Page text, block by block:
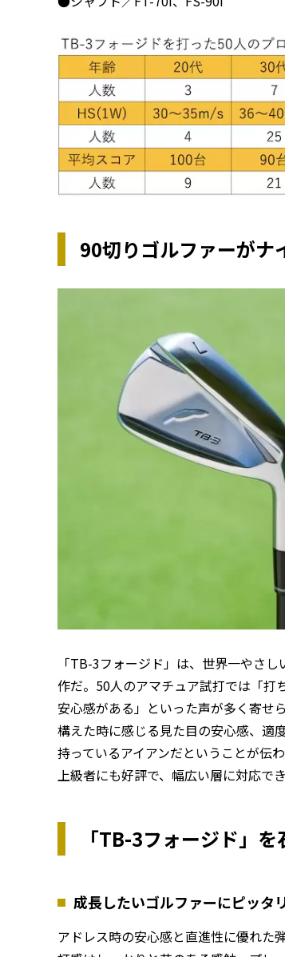
90切りゴルファーがナ
「TB-3フォージド」は、世界一やさ
作だ。50人のアマチュア試打では「打
安心感がある」といった声が多く寄せ
構えた時に感じる見た目の安心感、適
持っているアイアンだということが伝わ
上級者にも好評で、幅広い層に対応で
「TB-3フォージド」
成長したいゴルファーにピッタ
アドレス時の安心感と直進性に優れた